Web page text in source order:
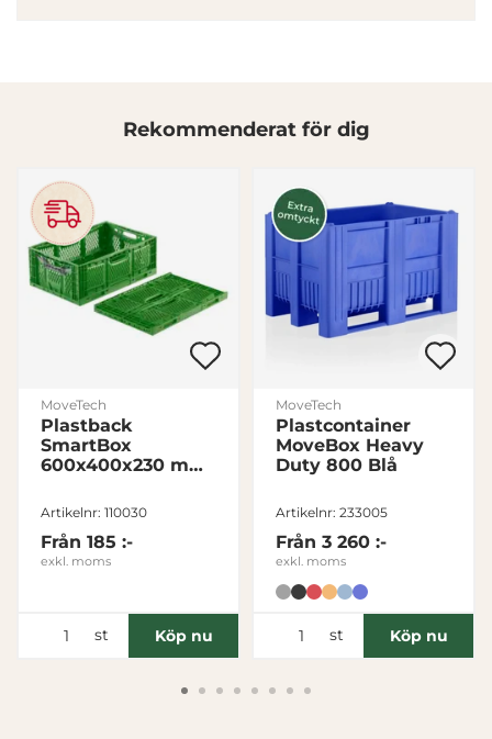
Inställningar
Statistik
Visa detaljer
Tillåt alla
Rekommenderat för dig
MoveTech
Plastback
SmartBox
600x400x230 mm
Grön
Artikelnr: 110030
Från 185 :-
exkl. moms
st Köp nu
MoveTech
Plastcontainer
MoveBox Heavy
Duty 800 Blå
Artikelnr: 233005
Från 3 260 :-
exkl. moms
st Köp nu